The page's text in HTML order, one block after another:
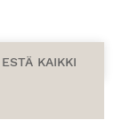
ESTÄ KAIKKI